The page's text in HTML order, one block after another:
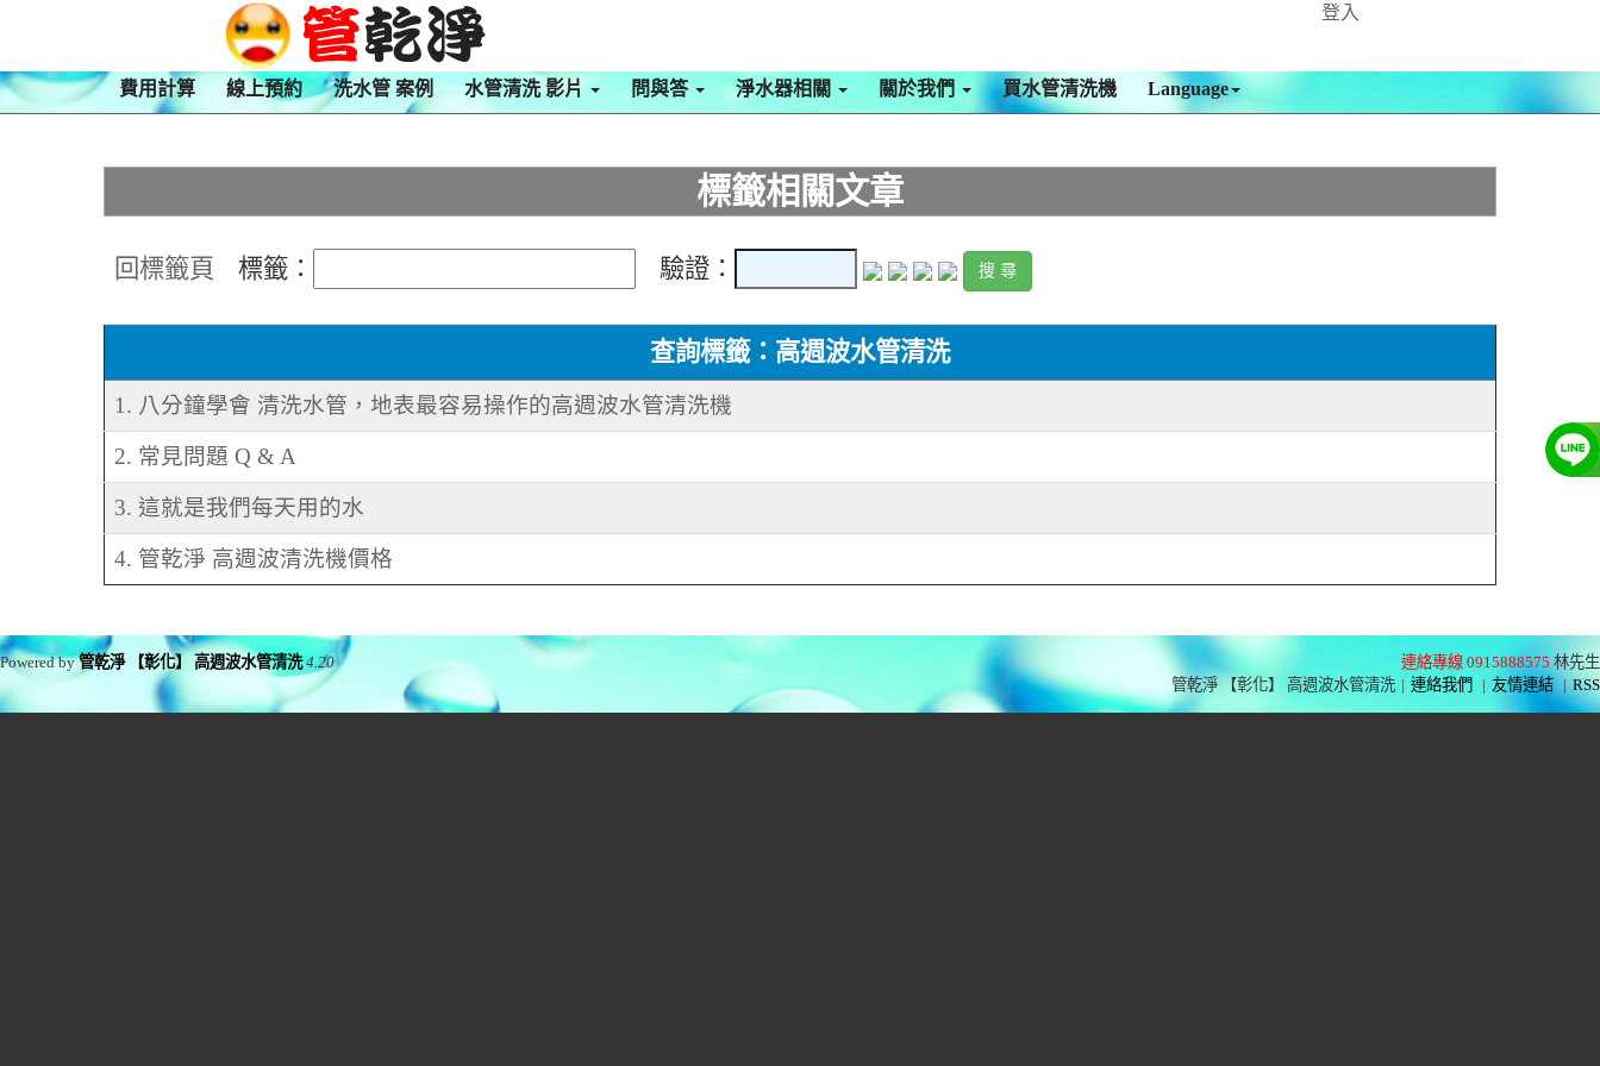
登入
費用計算 線上預約 洗水管 案例 水管清洗 影片 問與答 淨水器相關 關於我們 買水管清洗機 Language
標籤相關文章
回標籤頁 標籤： 驗證：
查詢標籤：高週波水管清洗
1. 八分鐘學會 清洗水管，地表最容易操作的高週波水管清洗機
2. 常見問題 Q & A
3. 這就是我們每天用的水
4. 管乾淨 高週波清洗機價格
連絡專線 0915888575 林先生
管乾淨 【彰化】 高週波水管清洗 | 連絡我們 | 友情連結 | RSS
Powered by管乾淨 【彰化】 高週波水管清洗 4.20